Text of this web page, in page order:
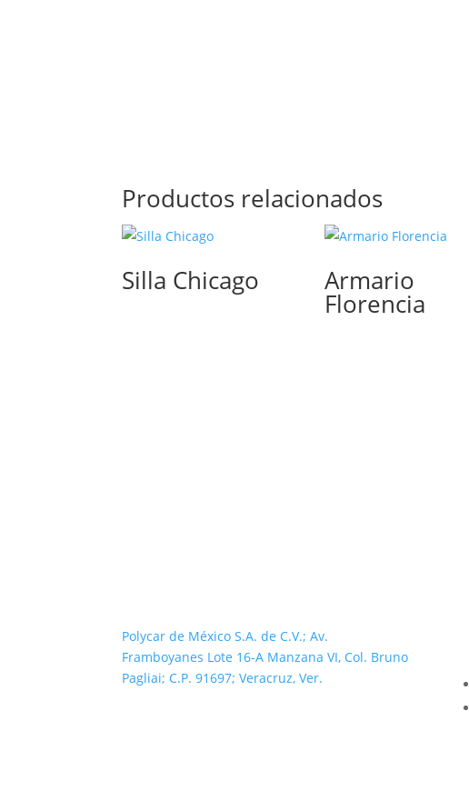
Productos relacionados
Silla Chicago Armario
Florencia
Polycar de México S.A. de C.V.; Av.
Framboyanes Lote 16-A Manzana VI, Col. Bruno
Pagliai; C.P. 91697; Veracruz, Ver.